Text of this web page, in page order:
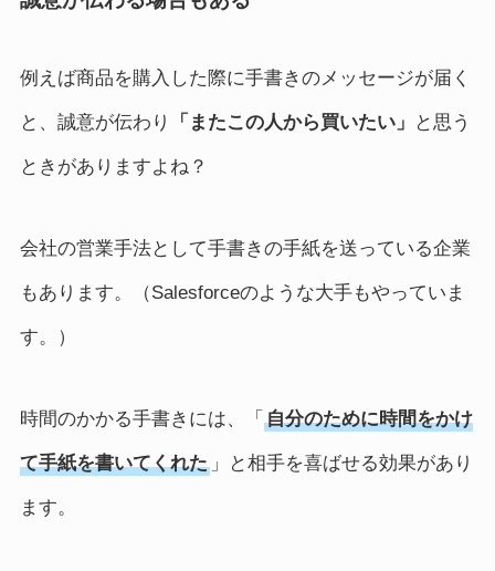
例えば商品を購入した際に手書きのメッセージが届く
と、誠意が伝わり 「またこの人から買いたい」 と思う
ときがありますよね？
会社の営業手法として手書きの手紙を送っている企業
もあります。（Salesforceのような大手もやっていま
す。）
時間のかかる手書きには、「 自分のために時間をかけ
て手紙を書いてくれた」と相手を喜ばせる効果があり
ます。